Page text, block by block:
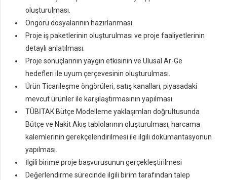
oluşturulması.
Öngörü dosyalarının hazırlanması
Proje iş paketlerinin oluşturulması ve proje faaliyetlerinin
detaylı anlatılması.
Proje sonuçlarının yaygın etkisinin ve Ulusal Ar-Ge
hedefleri ile uyum çerçevesinin oluşturulması.
Ürün Ticarileşme öngörüleri, satış kanalları, piyasadaki
mevcut ürünler ile karşılaştırmasının yapılması.
TÜBİTAK Bütçe Modelleme yaklaşımları doğrultusunda
Bütçe ve Nakit Akış tablolarının oluşturulması, harcama
kalemlerinin gerekçelendirilmesi ile ilgili dokümantasyonun
yapılması.
İlgili birime proje başvurusunun gerçekleştirilmesi
Değerlendirme sürecinde ilgili birim tarafından talep